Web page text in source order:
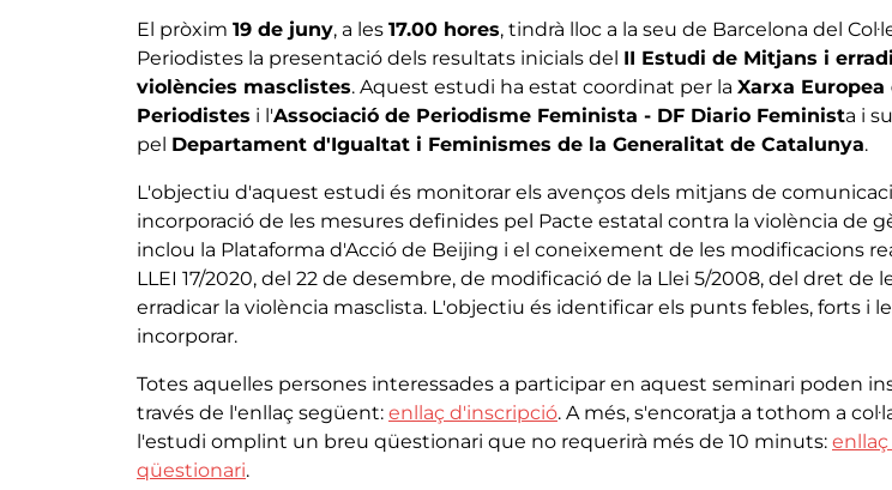
El pròxim 19 de juny, a les 17.00 hores, tindrà lloc a la seu de Barcelona del
Periodistes la presentació dels resultats inicials del II Estudi de Mitjans i
violències masclistes. Aquest estudi ha estat coordinat per la Xarxa Europea
Periodistes i l'Associació de Periodisme Feminista - DF Diario Feminista i
pel Departament d'Igualtat i Feminismes de la Generalitat de Catalunya.
L'objectiu d'aquest estudi és monitorar els avenços dels mitjans de
incorporació de les mesures definides pel Pacte estatal contra la violència de
inclou la Plataforma d'Acció de Beijing i el coneixement de les modificacions
LLEI 17/2020, del 22 de desembre, de modificació de la Llei 5/2008, del dret de
erradicar la violència masclista. L'objectiu és identificar els punts febles, forts i
incorporar.
Totes aquelles persones interessades a participar en aquest seminari poden
través de l'enllaç següent: enllaç d'inscripció. A més, s'encoratja a tothom a
l'estudi omplint un breu qüestionari que no requerirà més de 10 minuts: enllaç
qüestionari.